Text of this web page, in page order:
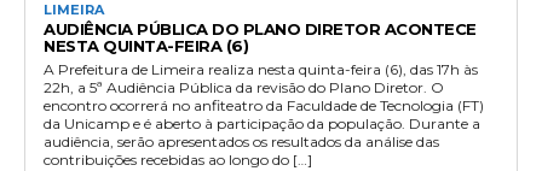
LIMEIRA
AUDIÊNCIA PÚBLICA DO PLANO DIRETOR ACONTECE
NESTA QUINTA-FEIRA (6)
A Prefeitura de Limeira realiza nesta quinta-feira (6), das 17h às
22h, a 5ª Audiência Pública da revisão do Plano Diretor. O
encontro ocorrerá no anfiteatro da Faculdade de Tecnologia (FT)
da Unicamp e é aberto à participação da população. Durante a
audiência, serão apresentados os resultados da análise das
contribuições recebidas ao longo do […]